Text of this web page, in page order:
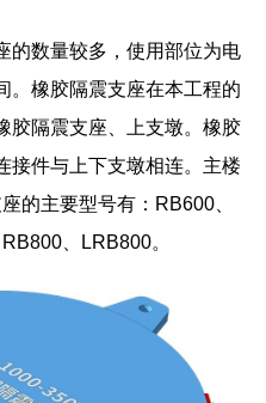
的数量较多，使用部位为电
。橡胶隔震支座在本工程的
胶隔震支座、上支墩。橡胶
接件与上下支墩相连。主楼
的主要型号有：RB600、
、LRB800。